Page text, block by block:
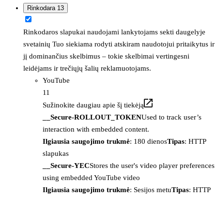
Rinkodara 13
Rinkodaros slapukai naudojami lankytojams sekti daugelyje
svetainių Tuo siekiama rodyti atskiram naudotojui pritaikytus ir
jį dominančius skelbimus – tokie skelbimai vertingesni
leidėjams ir trečiųjų šalių reklamuotojams.
YouTube
11
Sužinokite daugiau apie šį tiekėją
__Secure-ROLLOUT_TOKENUsed to track user’s
interaction with embedded content.
Ilgiausia saugojimo trukmė: 180 dienosTipas: HTTP
slapukas
__Secure-YECStores the user's video player preferences
using embedded YouTube video
Ilgiausia saugojimo trukmė: Sesijos metuTipas: HTTP